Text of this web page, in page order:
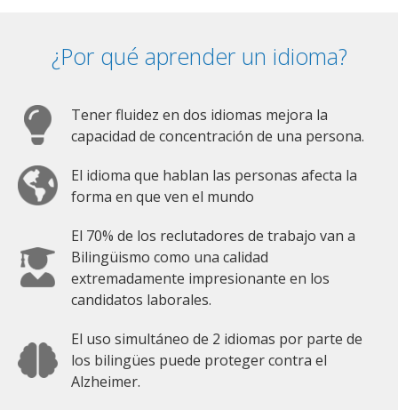
¿Por qué aprender un idioma?
Tener fluidez en dos idiomas mejora la
capacidad de concentración de una persona.
El idioma que hablan las personas afecta la
forma en que ven el mundo
El 70% de los reclutadores de trabajo van a
Bilingüismo como una calidad
extremadamente impresionante en los
candidatos laborales.
El uso simultáneo de 2 idiomas por parte de
los bilingües puede proteger contra el
Alzheimer.